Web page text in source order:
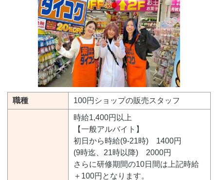
職種 100円ショップの販売スタッフ
時給1,400円以上
【一般アルバイト】
初日から時給(9-21時) 1400円
(9時迄、21時以降) 2000円
さらに研修期間の10日間は上記時給
＋100円となります。